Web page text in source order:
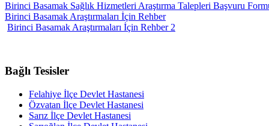
Birinci Basamak Sağlık Hizmetleri Araştırma Talepleri Başvuru
Birinci Basamak Araştırmaları İçin Rehber
Birinci Basamak Araştırmaları İçin Rehber 2
Bağlı Tesisler
Felahiye İlçe Devlet Hastanesi
Özvatan İlçe Devlet Hastanesi
Sarız İlçe Devlet Hastanesi